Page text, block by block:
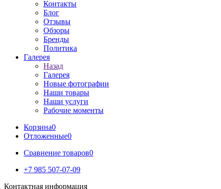
Контакты
Блог
Отзывы
Обзоры
Бренды
Политика
Галерея
Назад
Галерея
Новые фотографии
Наши товары
Наши услуги
Рабочие моменты
Корзина0
Отложенные0
Сравнение товаров0
+7 985 507-07-09
Контактная информация